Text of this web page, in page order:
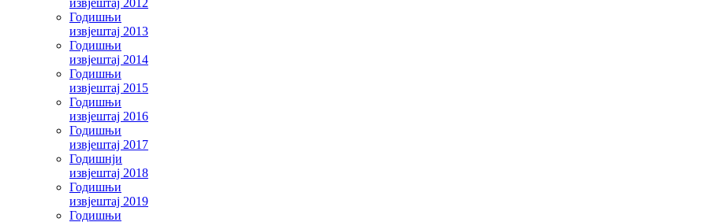
извјештај 2012
Годишњи
извјештај 2013
Годишњи
извјештај 2014
Годишњи
извјештај 2015
Годишњи
извјештај 2016
Годишњи
извјештај 2017
Годишнји
извјештај 2018
Годишњи
извјештај 2019
Годишњи